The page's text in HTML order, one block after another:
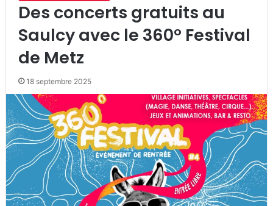
Des concerts gratuits au
Saulcy avec le 360° Festival
de Metz
18 septembre 2025